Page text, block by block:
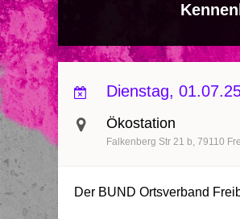
Dienstag,
Ökostation
Falkenberg Str 21 b 79110
Der BUND Ortsverband